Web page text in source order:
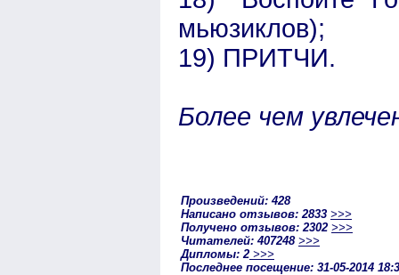
мьюзиклов);
19) ПРИТЧИ.
Более чем
Произведений: 428
Написано отзывов: 2833 >>>
Получено отзывов: 2302 >>>
Читателей: 407248 >>>
Дипломы: 2 >>>
Последнее посещение: 31-05-2014